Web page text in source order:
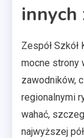
innych
Zespół
mocne strony
zawodników,
regionalnymi
wahać,
najwyższej